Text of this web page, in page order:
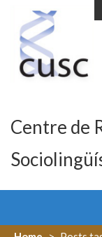
content
Centre de